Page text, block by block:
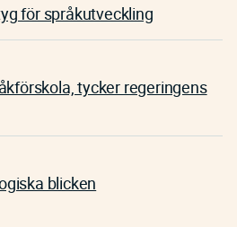
för språkutveckling
tycker regeringens
blicken